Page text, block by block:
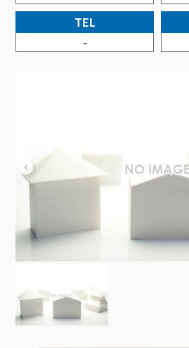
訪問サポート＆サポートパッ
講座のご案内
オプションサービス
インターネットギガシェアプ
auスマートバリュー
auまとめトーク
機種⼀覧
オプションサービス
ポラリンでんき×ポテト
ポテトでんき
暮らしを快適にするサービス
ポテトライフメール
TEL
-